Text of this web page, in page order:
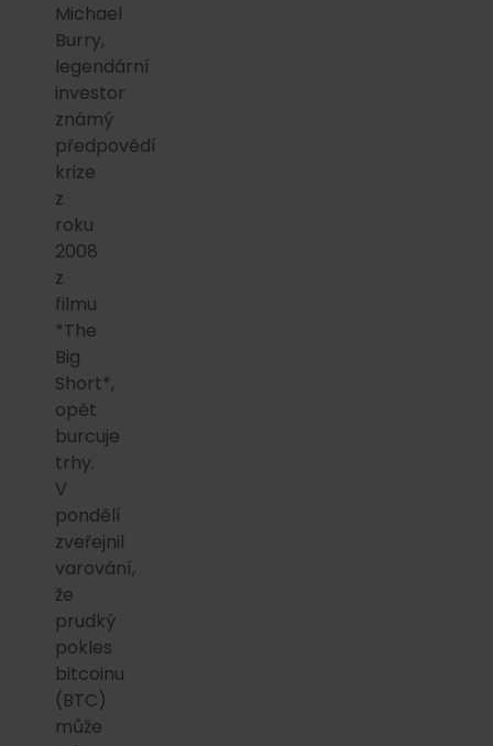
Michael
Burry,
legendární
investor
známý
předpovědí
krize
z
roku
2008
z
filmu
*The
Big
Short*,
opět
burcuje
trhy.
V
pondělí
zveřejnil
varování,
že
prudký
pokles
bitcoinu
(BTC)
může